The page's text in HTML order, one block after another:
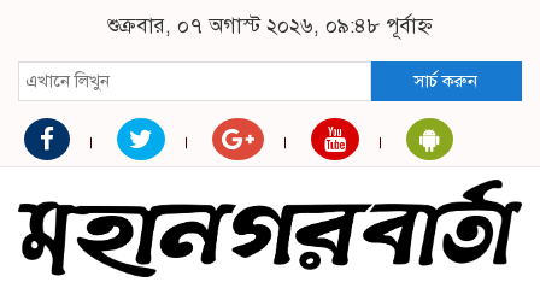
শুক্রবার, ০৭ অগাস্ট ২০২৬, ০৯:৪৮ পূর্বাহ্ন
সার্চ করুন